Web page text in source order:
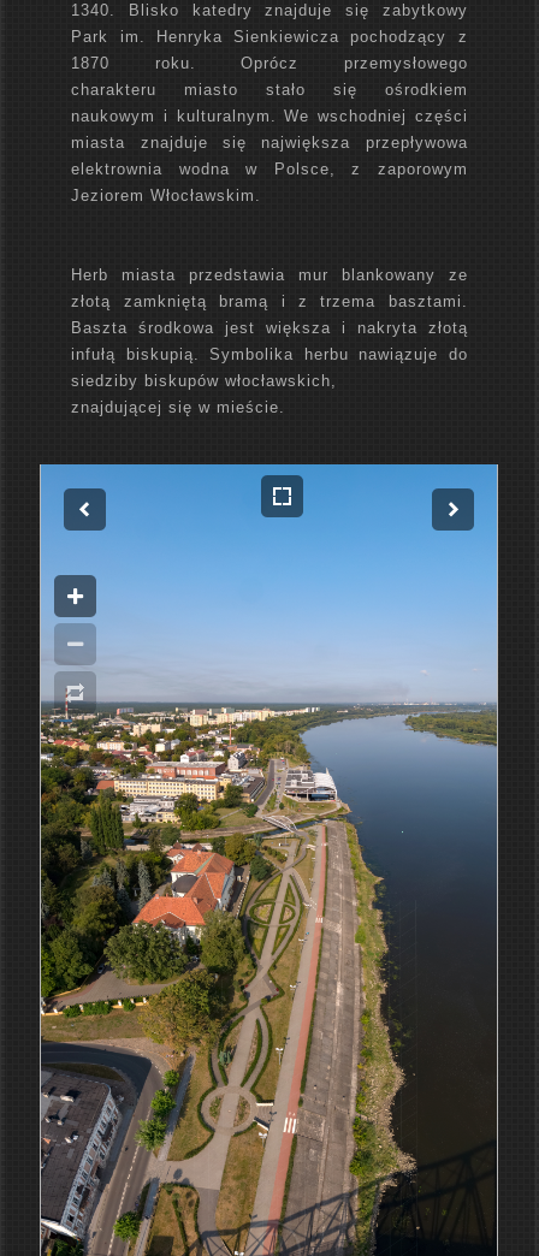
1340. Blisko katedry znajduje się zabytkowy
Park im. Henryka Sienkiewicza pochodzący z
1870 roku. Oprócz przemysłowego
charakteru miasto stało się ośrodkiem
naukowym i kulturalnym. We wschodniej części
miasta znajduje się największa przepływowa
elektrownia wodna w Polsce, z zaporowym
Jeziorem Włocławskim.
Herb miasta przedstawia mur blankowany ze
złotą zamkniętą bramą i z trzema basztami.
Baszta środkowa jest większa i nakryta złotą
infułą biskupią. Symbolika herbu nawiązuje do
siedziby biskupów włocławskich,
znajdującej się w mieście.